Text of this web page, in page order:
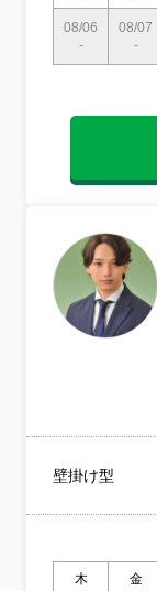
08/06
-
08/07
-
壁掛け型
木 金